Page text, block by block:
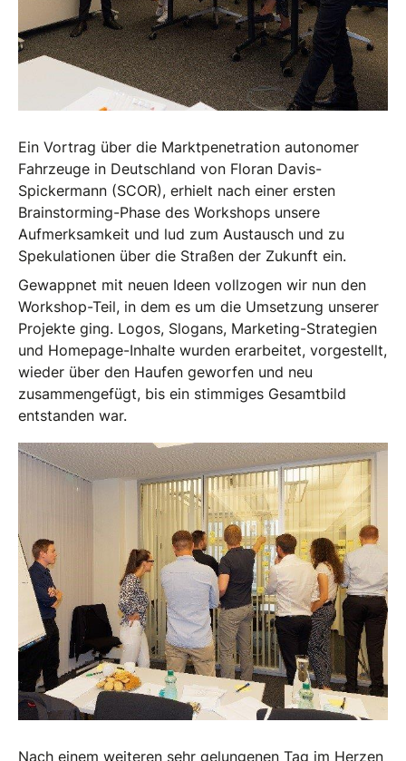
Ein Vortrag über die Marktpenetration autonomer
Fahrzeuge in Deutschland von Floran Davis-
Spickermann (SCOR), erhielt nach einer ersten
Brainstorming-Phase des Workshops unsere
Aufmerksamkeit und lud zum Austausch und zu
Spekulationen über die Straßen der Zukunft ein.
Gewappnet mit neuen Ideen vollzogen wir nun den
Workshop-Teil, in dem es um die Umsetzung unserer
Projekte ging. Logos, Slogans, Marketing-Strategien
und Homepage-Inhalte wurden erarbeitet, vorgestellt,
wieder über den Haufen geworfen und neu
zusammengefügt, bis ein stimmiges Gesamtbild
entstanden war.
Nach einem weiteren sehr gelungenen Tag im Herzen